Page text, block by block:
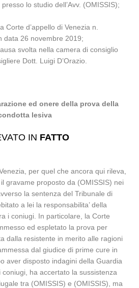
lo studio dell’Avv. (OMISSIS);
Corte d’appello di Venezia n.
data 26 novembre 2019;
svolta nella camera di consiglio
Dott. Luigi D’Orazio.
ed onere della prova della
lesiva
IN FATTO
per quel che ancora qui rileva,
gravame proposto da (OMISSIS) nei
la sentenza del Tribunale di
a lei la responsabilita’ della
i coniugi. In particolare, la Corte
ed espletato la prova per
dalla resistente in merito alle ragioni
dal giudice di prime cure in
aver disposto indagini della Guardia
ha accertato la sussistenza
tra (OMISSIS) e (OMISSIS), ma